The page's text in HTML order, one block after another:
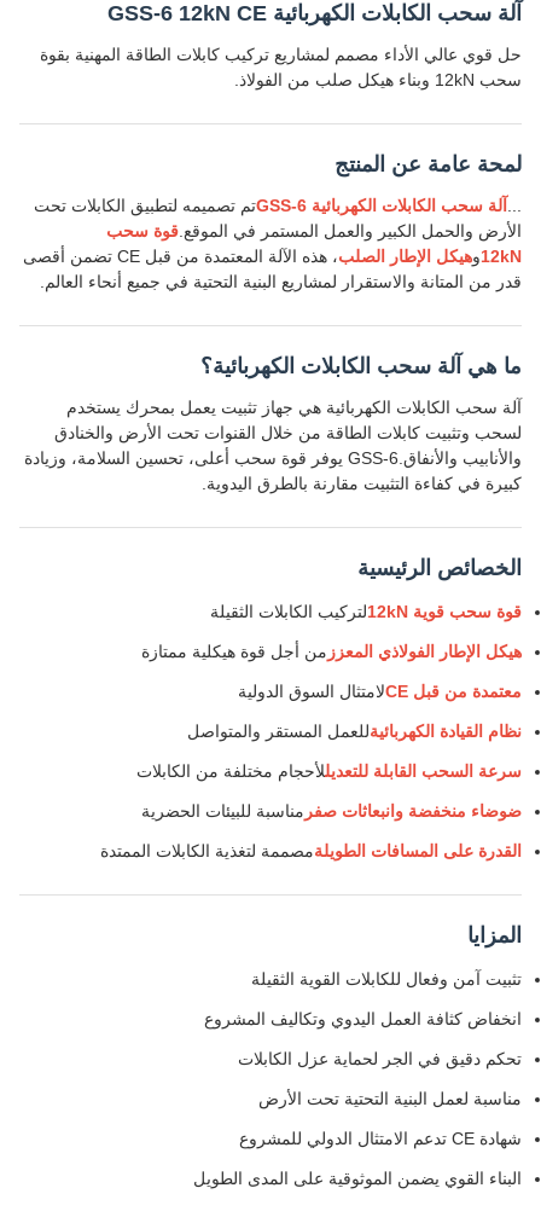
آلة سحب الكابلات الكهربائية GSS-6 12kN CE
حل قوي عالي الأداء مصمم لمشاريع تركيب كابلات الطاقة المهنية بقوة
سحب 12kN وبناء هيكل صلب من الفولاذ.
لمحة عامة عن المنتج
آلة سحب الكابلات الكهربائية GSS-6
تم تصميمه لتطبيق الكابلات تحت
الأرض والحمل الكبير والعمل المستمر في الموقع.قوة سحب
12kNوهيكل الإطار الصلب
، هذه الآلة المعتمدة من قبل CE تضمن أقصى
قدر من المتانة والاستقرار لمشاريع البنية التحتية في جميع أنحاء العالم.
ما هي آلة سحب الكابلات الكهربائية؟
آلة سحب الكابلات الكهربائية هي جهاز تثبيت يعمل بمحرك يستخدم
لسحب وتثبيت كابلات الطاقة من خلال القنوات تحت الأرض والخنادق
والأنابيب والأنفاق.GSS-6 يوفر قوة سحب أعلى، تحسين السلامة، وزيادة
كبيرة في كفاءة التثبيت مقارنة بالطرق اليدوية.
الخصائص الرئيسية
قوة سحب قوية 12kN لتركيب الكابلات الثقيلة
هيكل الإطار الفولاذي المعزز من أجل قوة هيكلية ممتازة
معتمدة من قبل CE لامتثال السوق الدولية
نظام القيادة الكهربائيةللعمل المستقر والمتواصل
سرعة السحب القابلة للتعديللأحجام مختلفة من الكابلات
ضوضاء منخفضة وانبعاثات صفرمناسبة للبيئات الحضرية
القدرة على المسافات الطويلةمصممة لتغذية الكابلات الممتدة
المزايا
تثبيت آمن وفعال للكابلات القوية الثقيلة
انخفاض كثافة العمل اليدوي وتكاليف المشروع
تحكم دقيق في الجر لحماية عزل الكابلات
مناسبة لعمل البنية التحتية تحت الأرض
شهادة CE تدعم الامتثال الدولي للمشروع
البناء القوي يضمن الموثوقية على المدى الطويل